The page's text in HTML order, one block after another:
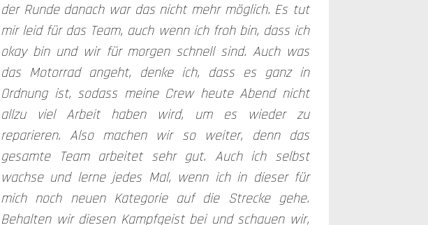
der Runde danach war das nicht mehr möglich. Es tut
mir leid für das Team, auch wenn ich froh bin, dass ich
okay bin und wir für morgen schnell sind. Auch was
das Motorrad angeht, denke ich, dass es ganz in
Ordnung ist, sodass meine Crew heute Abend nicht
allzu viel Arbeit haben wird, um es wieder zu
reparieren. Also machen wir so weiter, denn das
gesamte Team arbeitet sehr gut. Auch ich selbst
wachse und lerne jedes Mal, wenn ich in dieser für
mich noch neuen Kategorie auf die Strecke gehe.
Behalten wir diesen Kampfgeist bei und schauen wir,